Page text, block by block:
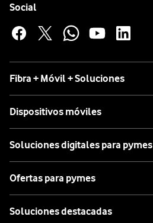
Social
Fibra + Móvil + Soluciones
Dispositivos móviles
Soluciones digitales para pymes
Ofertas para pymes
Soluciones destacadas